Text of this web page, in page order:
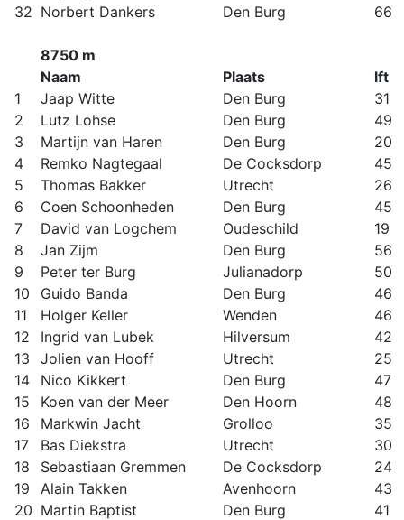
32 Norbert Dankers Den Burg 66
8750 m
Naam
Plaats
lft
1
Jaap Witte Den Burg
31
2
Lutz Lohse Den Burg
49
3
Martijn van Haren Den Burg
20
4
Remko Nagtegaal De Cocksdorp
45
5
Thomas Bakker Utrecht
26
6
Coen Schoonheden Den Burg
45
7
David van Logchem Oudeschild
19
8
Jan Zijm Den Burg
56
9
Peter ter Burg Julianadorp
50
10
Guido Banda Den Burg
46
11
Holger Keller Wenden
46
12
Ingrid van Lubek Hilversum
42
13
Jolien van Hooff Utrecht
25
14
Nico Kikkert Den Burg
47
15
Koen van der Meer Den Hoorn
48
16
Markwin Jacht Grolloo
35
17
Bas Diekstra Utrecht
30
18
Sebastiaan Gremmen De Cocksdorp
24
19
Alain Takken Avenhoorn
43
20 Martin Baptist Den Burg
41